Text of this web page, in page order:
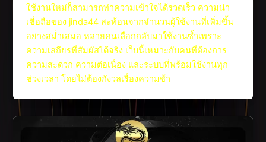
ใช้งานใหม่ก็สามารถทำความเข้าใจได้รวดเร็ว ความน่า
เชื่อถือของ jinda44 สะท้อนจากจำนวนผู้ใช้งานที่เพิ่มขึ้น
อย่างสม่ำเสมอ หลายคนเลือกกลับมาใช้งานซ้ำเพราะ
ความเสถียรที่สัมผัสได้จริง เว็บนี้เหมาะกับคนที่ต้องการ
ความสะดวก ความต่อเนื่อง และระบบที่พร้อมใช้งานทุก
ช่วงเวลา โดยไม่ต้องกังวลเรื่องความช้า